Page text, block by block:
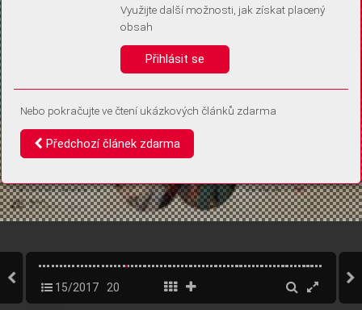
Vaše souhlasy a odmítnutí si ukládáme do vašeho zařízení, abychom se
vás už příště znovu neptali. Můžete je kdykoli později upravit ve Správě
15/2017 20
Využijte další možnosti, jak získat placený
obsah
Přihlásit se
Nebo pokračujte ve čtení ukázkových článků zdarma
Předchozí článek zdarma